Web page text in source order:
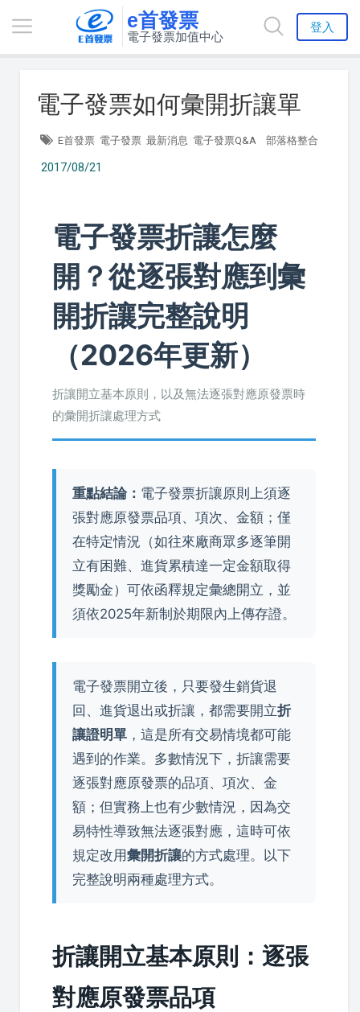
e首發票
電子發票加值中心
登入
電子發票如何彙開折讓單
E首發票 電子發票 最新消息 電子發票Q&A 部落格整合
2017/08/21
電子發票折讓怎麼
開？從逐張對應到彙
開折讓完整說明
（2026年更新）
折讓開立基本原則，以及無法逐張對應原發票時
的彙開折讓處理方式
重點結論： 電子發票折讓原則上須逐
張對應原發票品項、項次、金額；僅
在特定情況（如往來廠商眾多逐筆開
立有困難、進貨累積達一定金額取得
獎勵金）可依函釋規定彙總開立，並
須依2025年新制於期限內上傳存證。
電子發票開立後，只要發生銷貨退
回、進貨退出或折讓，都需要開立折
讓證明單 ，這是所有交易情境都可能
遇到的作業。多數情況下，折讓需要
逐張對應原發票的品項、項次、金
額；但實務上也有少數情況，因為交
易特性導致無法逐張對應，這時可依
規定改用彙開折讓的方式處理。以下
完整說明兩種處理方式。
折讓開立基本原則：逐張
對應原發票品項